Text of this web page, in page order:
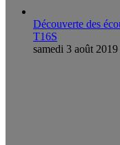
Découverte des
T16S
samedi 3 août 2019